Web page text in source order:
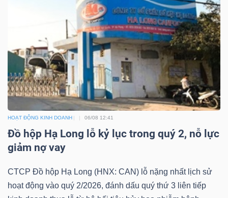
HOẠT ĐỘNG KINH DOANH 06/08 12:41
Đồ hộp Hạ Long lỗ kỷ lục trong quý 2, nỗ lực
giảm nợ vay
CTCP Đồ hộp Hạ Long (HNX: CAN) lỗ nặng nhất lịch sử
hoạt động vào quý 2/2026, đánh dấu quý thứ 3 liên tiếp
Tất cả Cổ phiếu Chỉ số Chứng chỉ quỹ Chứng
Lãnh
đạo
Người nội bộ Cổ đông lớn
tức
(-)